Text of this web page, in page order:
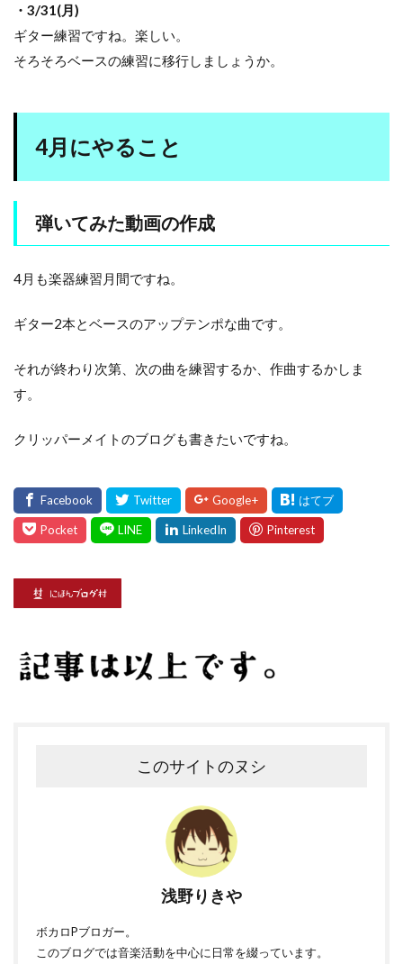
・3/31(月)
ギター練習ですね。楽しい。
そろそろベースの練習に移行しましょうか。
4月にやること
弾いてみた動画の作成
4月も楽器練習月間ですね。
ギター2本とベースのアップテンポな曲です。
それが終わり次第、次の曲を練習するか、作曲するかしま
す。
クリッパーメイトのブログも書きたいですね。
このサイトのヌシ
浅野りきや
ボカロPブロガー。
このブログでは音楽活動を中心に日常を綴っています。